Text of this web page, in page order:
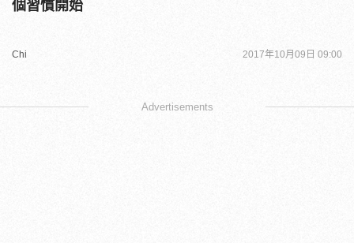
個習慣開始
Chi 2017年10月09日 09:00
Advertisements